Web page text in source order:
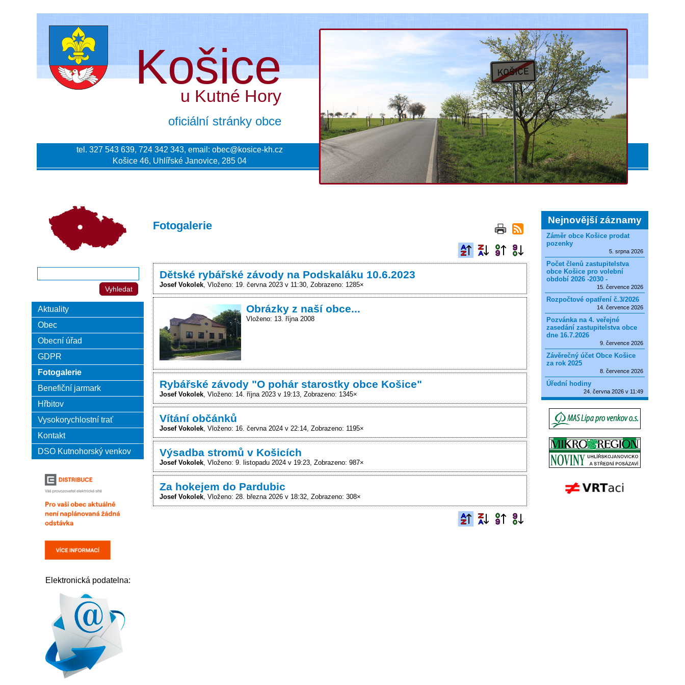
Košice
u Kutné Hory
oficiální stránky obce
tel. 327 543 639, 724 342 343, email: obec@kosice-kh.cz
Košice 46, Uhlířské Janovice, 285 04
Fotogalerie
Dětské rybářské závody na Podskaláku 10.6.2023
Josef Vokolek Vloženo: 19. června 2023 v 11:30 Zobrazeno: 1285×
Obrázky z naší obce...
Vloženo: 13. října 2008
Rybářské závody "O pohár starostky obce Košice"
Josef Vokolek Vloženo: 14. října 2023 v 19:13 Zobrazeno: 1345×
Vítání občánků
Josef Vokolek Vloženo: 16. června 2024 v 22:14 Zobrazeno: 1195×
Výsadba stromů v Košicích
Josef Vokolek Vloženo: 9. listopadu 2024 v 19:23 Zobrazeno: 987×
Za hokejem do Pardubic
Josef Vokolek Vloženo: 28. března 2026 v 18:32 Zobrazeno: 308×
Aktuality
Obec
Obecní úřad
GDPR
Fotogalerie
Benefiční jarmark
Hřbitov
Vysokorychlostní trať
Kontakt
DSO Kutnohorský venkov
Elektronická podatelna:
Nejnovější záznamy
Záměr obce Košice prodat
pozenky
5. srpna 2026
Počet členů zastupitelstva
obce Košice pro volební
období 2026 -2030 -
15. července 2026
Rozpočtové opatření č.3/2026
14. července 2026
Pozvánka na 4. veřejné
zasedání zastupitelstva obce
dne 16.7.2026
9. července 2026
Závěrečný účet Obce Košice
za rok 2025
8. července 2026
Úřední hodiny
24. června 2026 v 11:49